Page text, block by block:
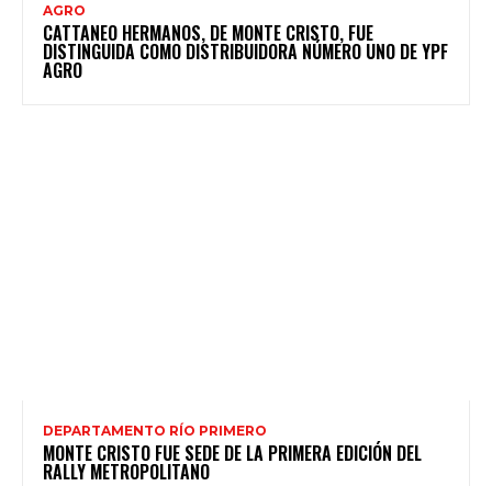
AGRO
CATTANEO HERMANOS, DE MONTE CRISTO, FUE
DISTINGUIDA COMO DISTRIBUIDORA NÚMERO UNO DE YPF
AGRO
DEPARTAMENTO RÍO PRIMERO
MONTE CRISTO FUE SEDE DE LA PRIMERA EDICIÓN DEL
RALLY METROPOLITANO